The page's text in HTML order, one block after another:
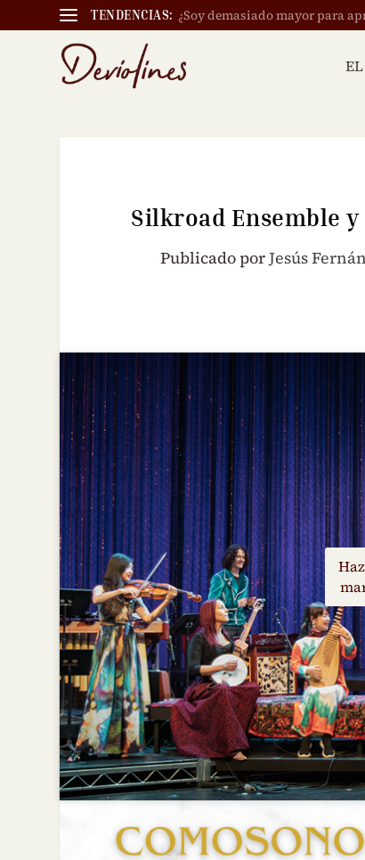
TENDENCIAS: ¿Soy demasiado mayor para
Silkroad Ensemble
Publicado porJesús